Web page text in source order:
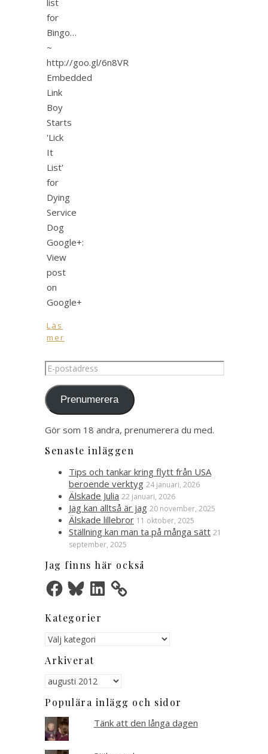
for
Bingo…
~
http://goo.gl/6n8VR
Embedded
Link
Boy
Starts
'Lick
It
List'
for
Dying
Service
Dog
Google+:
View
post
on
Google+
Läs
mer
E-
postadress
Prenumerera
Gör som 18 andra, prenumerera du med.
Senaste inläggen
Tips och tankar kring flytt från USA
beroende verktyg 24 januari, 2026
Älskade Julia 22 januari, 2026
Jag kan alltså är jag 20 november, 2025
Älskade lillebror 11 oktober, 2025
Ställning kan man ta på många sätt 21
september, 2025
Jag finns här också
FacebookBlueskyLinkedIn
Kategorier
Kategorier
Arkiverat
Arkiverat
Populära inlägg och sidor
Tänk att den långa dagen